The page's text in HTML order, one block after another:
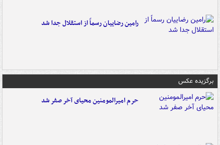
رامین رضاییان رسماً از استقلال جدا شد
برگزیده عکس
حرم امیرالمومنین محیای آخر صفر شد